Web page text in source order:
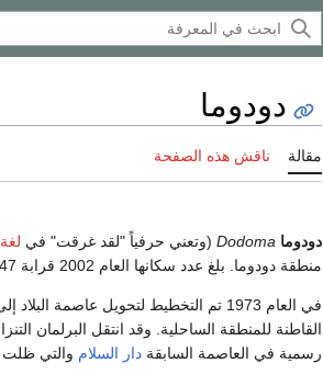
دودوما
مقالة ناقش هذه الصفحة
دودوما Dodoma (وتعني حرفياً "لقد غرقت" في
منطقة دودوما. بلغ عدد سكانها العام 2002 قرابة 324,347 نسمة من مختلف الأعراق في تنزانيا.
في العام 1973 تم التخطيط لتحويل عاصمة
رسمية في العاصمة السابقة دار السلام والتي ظلت